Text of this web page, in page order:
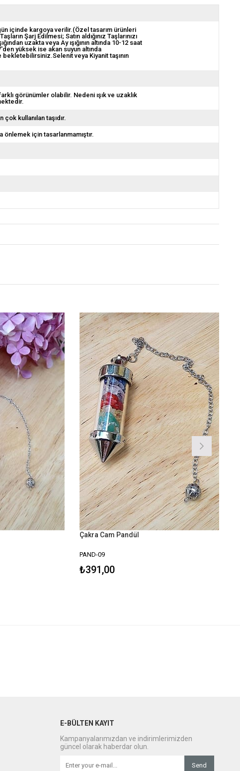
içinde kargoya verilir.(Özel tasarım ürünleri
Taşların Şarj Edilmesi; Satın aldığınız Taşlarınızı
uzakta veya Ay ışığının altında 10-12 saat
yüksek ise akan suyun altında
veya Kiyanit taşının
görünümler olabilir. Nedeni ışık ve uzaklık
kullanılan taşıdır.
önlemek için tasarlanmamıştır.
Çakra Cam Pandül
PAND-09
₺391,00
E-BÜLTEN KAYIT
Kampanyalarımızdan ve indirimlerimizden
güncel olarak haberdar olun.
Send